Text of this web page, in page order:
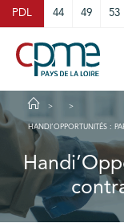
PDL 44 49 53
HANDI’OPPORTUNITÉS :
Cookies